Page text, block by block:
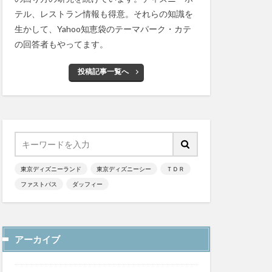
テル、レストラン情報も得意。それらの知識を
生かして、Yahoo知恵袋のテーマパーク・カテ
の回答者もやってます。
投稿記事一覧へ
東京ディズニーランド 東京ディズニーシー ＴＤＲ
ファストパス ダッフィー
アーカイブ